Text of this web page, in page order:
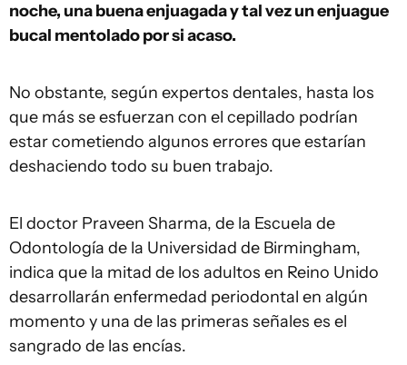
noche, una buena enjuagada y tal vez un enjuague
bucal mentolado por si acaso.
No obstante, según expertos dentales, hasta los
que más se esfuerzan con el cepillado podrían
estar cometiendo algunos errores que estarían
deshaciendo todo su buen trabajo.
El doctor Praveen Sharma, de la Escuela de
Odontología de la Universidad de Birmingham,
indica que la mitad de los adultos en Reino Unido
desarrollarán enfermedad periodontal en algún
momento y una de las primeras señales es el
sangrado de las encías.